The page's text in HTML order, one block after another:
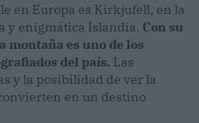
en Europa es Kirkjufell, en la
y enigmática Islandia. Con su
montaña es uno de los
del país. Las
y la posibilidad de ver la
en un destino